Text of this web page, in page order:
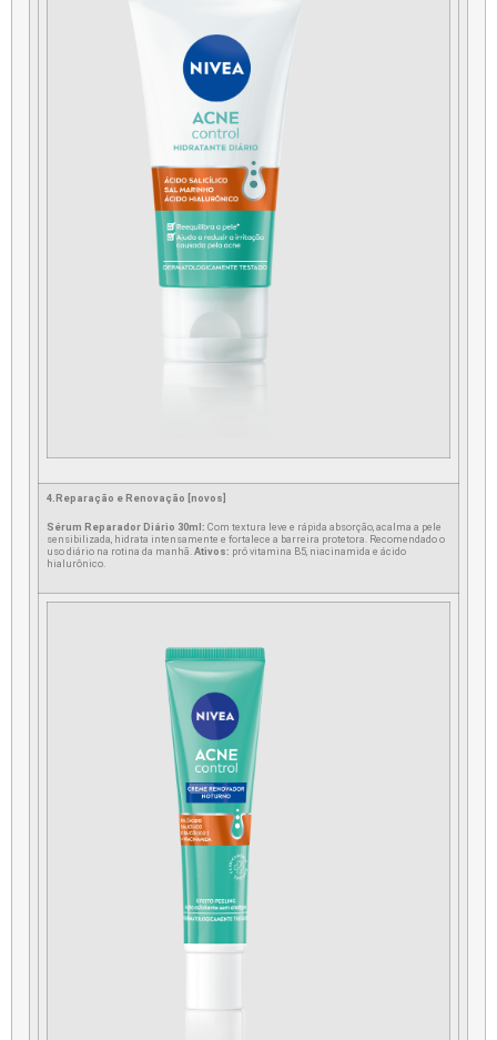
4.Reparação e Renovação [novos]
Sérum Reparador Diário 30ml: Com textura leve e rápida absorção, acalma a pele
sensibilizada, hidrata intensamente e fortalece a barreira protetora. Recomendado o
uso diário na rotina da manhã. Ativos: pró vitamina B5, niacinamida e ácido
hialurônico.